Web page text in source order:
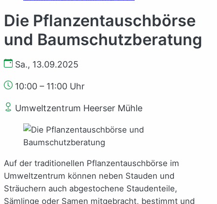
Die Pflanzentauschbörse
und Baumschutzberatung
Sa., 13.09.2025
10:00 – 11:00 Uhr
Umweltzentrum Heerser Mühle
Auf der traditionellen Pflanzentauschbörse im
Umweltzentrum können neben Stauden und
Sträuchern auch abgestochene Staudenteile,
Sämlinge oder Samen mitgebracht, bestimmt und